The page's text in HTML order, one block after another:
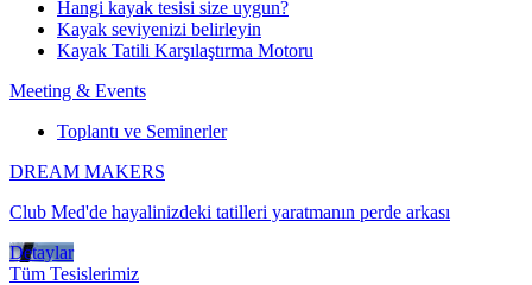
Hangi kayak tesisi size uygun?
Kayak seviyenizi belirleyin
Kayak Tatili Karşılaştırma Motoru
Meeting & Events
Toplantı ve Seminerler
DREAM MAKERS
Club Med'de hayalinizdeki tatilleri yaratmanın perde arkası
Detaylar
Tüm Tesislerimiz